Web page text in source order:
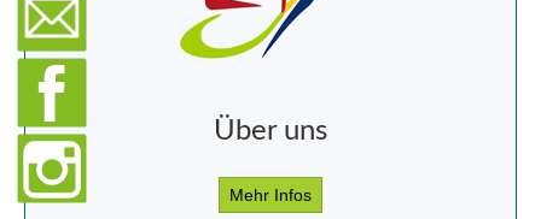
Über uns
Mehr Infos